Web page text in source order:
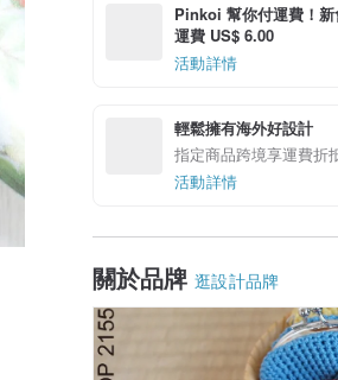
Pinkoi 幫你付運費！
運費 US$ 6.00
活動詳情
輕鬆擁有海外好設計
指定商品跨境享運費折
活動詳情
關於品牌 逛設計品牌